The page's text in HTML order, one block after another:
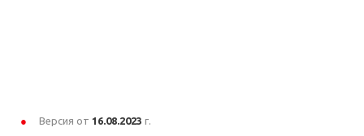
Версия от 16.08.2023 г.